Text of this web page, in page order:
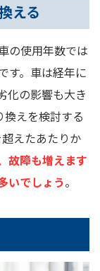
える
の使用年数では
す。車は経年に
化の影響も大き
えを検討する
えたあたりか
故障も増えます
いでしょう。